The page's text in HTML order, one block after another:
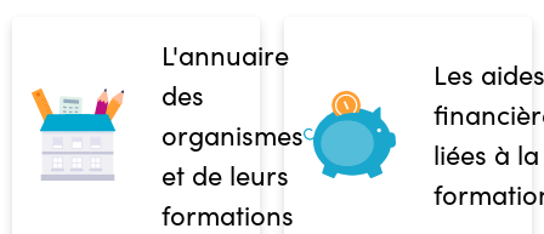
L'annuaire
des
organismes
et de leurs
formations
Les aides
liées à la